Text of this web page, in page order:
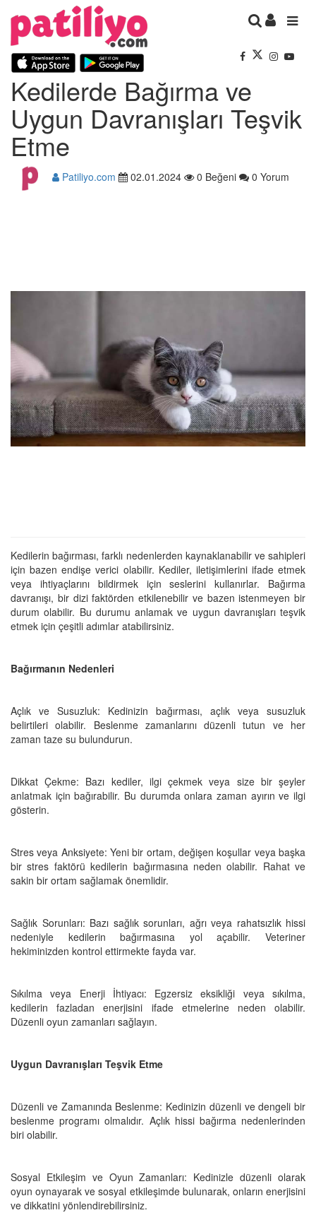
Kedilerde Bağırma ve
Uygun Davranışları Teşvik
Etme
Patiliyo.com 02.01.2024 0 Beğeni 0 Yorum
Kedilerin bağırması, farklı nedenlerden kaynaklanabilir ve sahipleri
için bazen endişe verici olabilir. Kediler, iletişimlerini ifade etmek
veya ihtiyaçlarını bildirmek için seslerini kullanırlar. Bağırma
davranışı, bir dizi faktörden etkilenebilir ve bazen istenmeyen bir
durum olabilir. Bu durumu anlamak ve uygun davranışları teşvik
etmek için çeşitli adımlar atabilirsiniz.
Bağırmanın Nedenleri
Açlık ve Susuzluk: Kedinizin bağırması, açlık veya susuzluk
belirtileri olabilir. Beslenme zamanlarını düzenli tutun ve her
zaman taze su bulundurun.
Dikkat Çekme: Bazı kediler, ilgi çekmek veya size bir şeyler
anlatmak içinbağırabilir. Bu durumda onlara zaman ayırın ve ilgi
gösterin.
Stres veya Anksiyete: Yeni bir ortam, değişen koşullar veya başka
bir stres faktörü kedilerin bağırmasına neden olabilir. Rahat ve
sakin bir ortam sağlamak önemlidir.
Sağlık Sorunları: Bazı sağlık sorunları, ağrı veya rahatsızlık hissi
nedeniyle kedilerin bağırmasına yol açabilir. Veteriner
hekiminizden kontrol ettirmekte fayda var.
Sıkılma veya Enerji İhtiyacı: Egzersiz eksikliği veya sıkılma,
kedilerin fazladan enerjisini ifade etmelerine neden olabilir.
Düzenli oyun zamanları sağlayın.
Uygun Davranışları Teşvik Etme
Düzenli ve Zamanında Beslenme: Kedinizin düzenli ve dengeli bir
beslenme programı olmalıdır. Açlık hissi bağırma nedenlerinden
biri olabilir.
Sosyal Etkileşim ve Oyun Zamanları: Kedinizle düzenli olarak
oyun oynayarak ve sosyal etkileşimde bulunarak, onların enerjisini
ve dikkatini yönlendirebilirsiniz.